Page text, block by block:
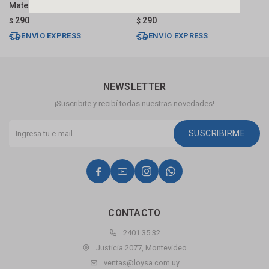
Mate
$ 290
ENVÍO EXPRESS
$ 290
ENVÍO EXPRESS
CONTACTO
2401 35 32
Justicia 2077, Montevideo
ventas@loysa.com.uy
NEWSLETTER
¡Suscribite y recibí todas nuestras novedades!
SUSCRIBIRME
   